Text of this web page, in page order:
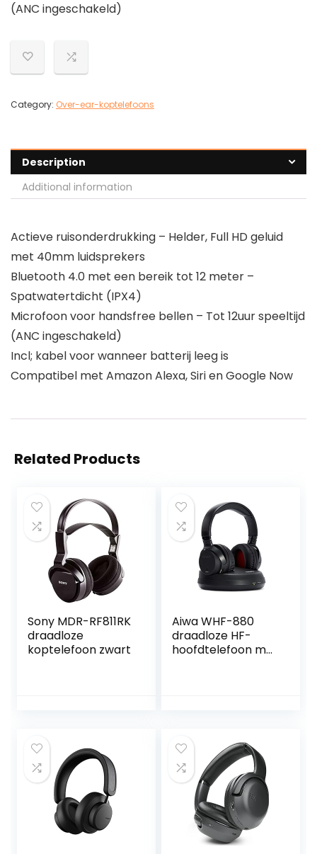
(ANC ingeschakeld)
Category: Over-ear-koptelefoons
Description
Additional information
Actieve ruisonderdrukking – Helder, Full HD geluid
met 40mm luidsprekers
Bluetooth 4.0 met een bereik tot 12 meter –
Spatwatertdicht (IPX4)
Microfoon voor handsfree bellen – Tot 12uur speeltijd
(ANC ingeschakeld)
Incl; kabel voor wanneer batterij leeg is
Compatibel met Amazon Alexa, Siri en Google Now
Related Products
Sony MDR-RF811RK
draadloze
koptelefoon zwart
Aiwa WHF-880
draadloze HF-
hoofdtelefoon met